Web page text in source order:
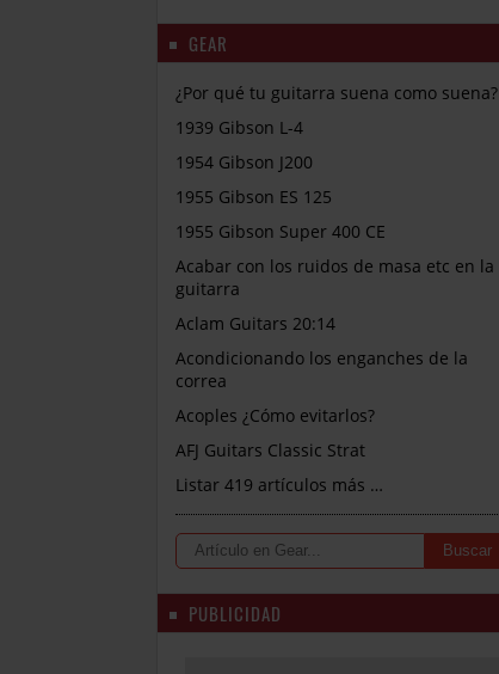
GEAR
¿Por qué tu guitarra suena como suena?
1939 Gibson L-4
1954 Gibson J200
1955 Gibson ES 125
1955 Gibson Super 400 CE
Acabar con los ruidos de masa etc en la
guitarra
Aclam Guitars 20:14
Acondicionando los enganches de la
correa
Acoples ¿Cómo evitarlos?
AFJ Guitars Classic Strat
Listar 419 artículos más …
PUBLICIDAD